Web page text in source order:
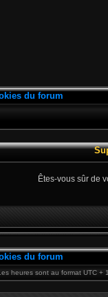
du forum
Êtes-vous sûr de
du forum
heures sont au format UTC +